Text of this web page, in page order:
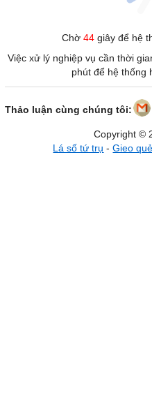
Chờ 44giây để hệ
Việc xử lý nghiệp vụ cần thời
phút để hệ thống
Thảo luận cùng chúng tôi:
Copyright ©
Lá số tứ trụ -Gieo quẻ